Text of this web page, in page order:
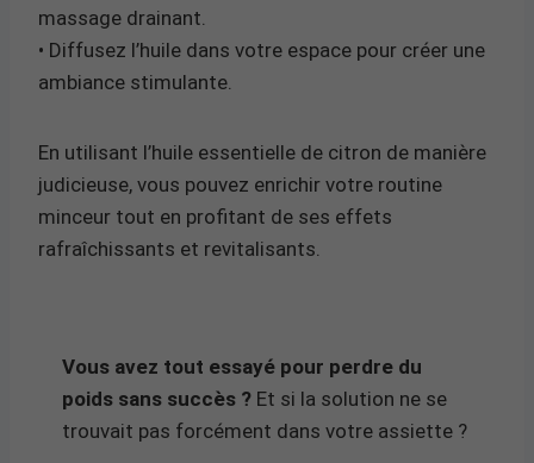
massage drainant.
• Diffusez l’huile dans votre espace pour créer une
ambiance stimulante.
En utilisant l’huile essentielle de citron de manière
judicieuse, vous pouvez enrichir votre routine
minceur tout en profitant de ses effets
rafraîchissants et revitalisants.
Vous avez tout essayé pour perdre du
poids sans succès ? Et si la solution ne se
trouvait pas forcément dans votre assiette ?